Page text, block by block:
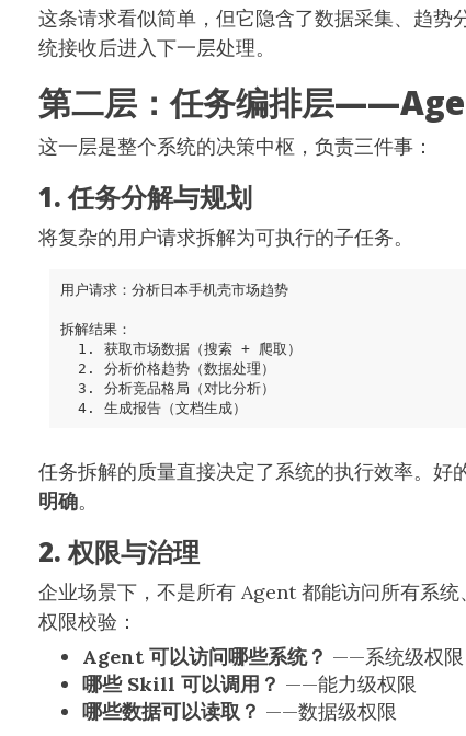
这条请求看似简单，但它隐含了数据采集、趋
统接收后进入下一层处理。
第二层：任务编排层
这一层是整个系统的决策中枢，负责三件事：
1. 任务分解与规划
将复杂的用户请求拆解为可执行的子任务。
用户请求：分析日本手机壳市场趋势
任务拆解的质量直接决定了系统的执行效率。好
明确。
2. 权限与治理
企业场景下，不是所有 Agent 都能访问所有系
权限校验：
Agent 可以访问哪些系统？ ——系统级权限
哪些 Skill 可以调用？ ——能力级权限
哪些数据可以读取？ ——数据级权限